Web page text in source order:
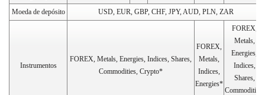
Moeda de depósito USD, EUR, GBP, CHF, JPY, AUD, PLN, ZAR
Instrumentos
FOREX, Metals, Energies, Indices, Shares,
Commodities, Crypto*
FOREX,
Metals,
Indices,
Energies*
FOREX,
Metals,
Energies,
Indices,
Shares,
Commodities,